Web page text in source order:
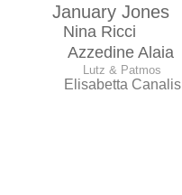
January Jones
Nina Ricci
Azzedine Alaia
Elisabetta Canalis
Lutz & Patmos